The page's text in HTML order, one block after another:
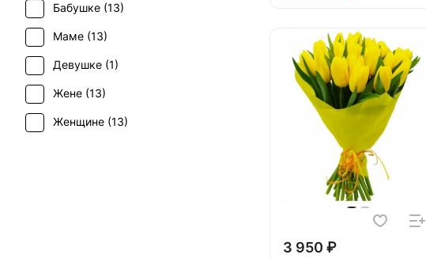
3 950 ₽
Бабушке (13)
Маме (13)
Девушке (1)
Жене (13)
Женщине (13)